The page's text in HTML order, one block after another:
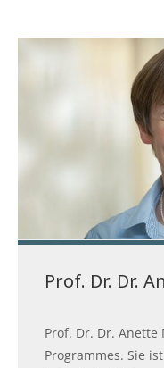
Prof. Dr. Dr.
Prof. Dr. Dr.
Programmes. Sie